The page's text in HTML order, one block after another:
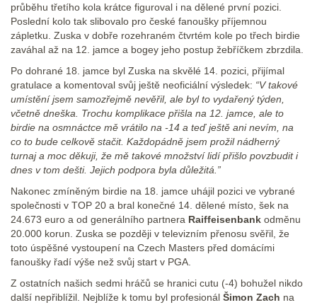
průběhu třetího kola krátce figuroval i na dělené první pozici.
Poslední kolo tak slibovalo pro české fanoušky příjemnou
zápletku. Zuska v dobře rozehraném čtvrtém kole po třech birdie
zaváhal až na 12. jamce a bogey jeho postup žebříčkem zbrzdila.
Po dohrané 18. jamce byl Zuska na skvělé 14. pozici, přijímal
gratulace a komentoval svůj ještě neoficiální výsledek: “V takové
umístění jsem samozřejmě nevěřil, ale byl to vydařený týden,
včetně dneška. Trochu komplikace přišla na 12. jamce, ale to
birdie na osmnáctce mě vrátilo na -14 a teď ještě ani nevím, na
co to bude celkově stačit. Každopádně jsem prožil nádherný
turnaj a moc děkuji, že mě takové množství lidí přišlo povzbudit i
dnes v tom dešti. Jejich podpora byla důležitá.”
Nakonec zmíněným birdie na 18. jamce uhájil pozici ve vybrané
společnosti v TOP 20 a bral konečné 14. dělené místo, šek na
24.673 euro a od generálního partnera Raiffeisenbank odměnu
20.000 korun. Zuska se později v televizním přenosu svěřil, že
toto úspěšné vystoupení na Czech Masters před domácími
fanoušky řadí výše než svůj start v PGA.
Z ostatních našich sedmi hráčů se hranici cutu (-4) bohužel nikdo
další nepřiblížil. Nejblíže k tomu byl profesionál Šimon Zach na